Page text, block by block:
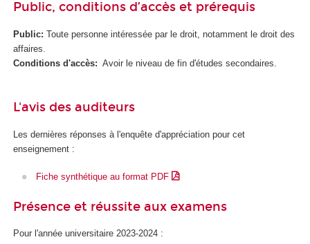
Public, conditions d’accès et prérequis
Public: Toute personne intéressée par le droit, notamment le droit des
affaires.
Conditions d'accès: Avoir le niveau de fin d'études secondaires.
L'avis des auditeurs
Les dernières réponses à l'enquête d'appréciation pour cet
enseignement :
Fiche synthétique au format PDF
Présence et réussite aux examens
Pour l'année universitaire 2023-2024 :